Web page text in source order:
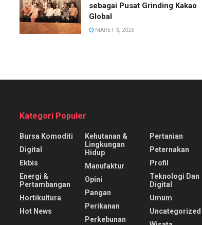
sebagai Pusat Grinding Kakao
Global
MARET 3, 2026
Kategori Populer
Bursa Komoditi
Digital
Ekbis
Energi &
Pertambangan
Hortikultura
Hot News
Kehutanan &
Lingkungan
Hidup
Manufaktur
Opini
Pangan
Perikanan
Perkebunan
Pertanian
Peternakan
Profil
Teknologi Dan
Digital
Umum
Uncategorized